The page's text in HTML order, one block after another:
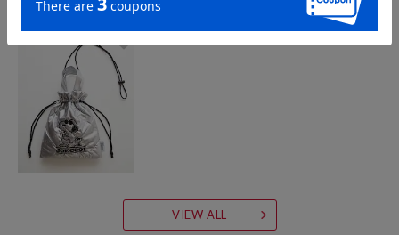
最近チェックした商品
VIEW ALL